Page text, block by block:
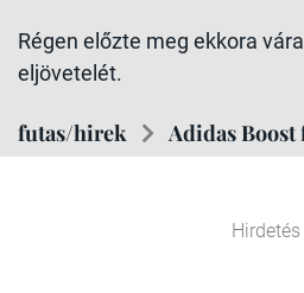
Régen előzte meg ekkora
eljövetelét.
futas/hirek Adidas
Hirdetés